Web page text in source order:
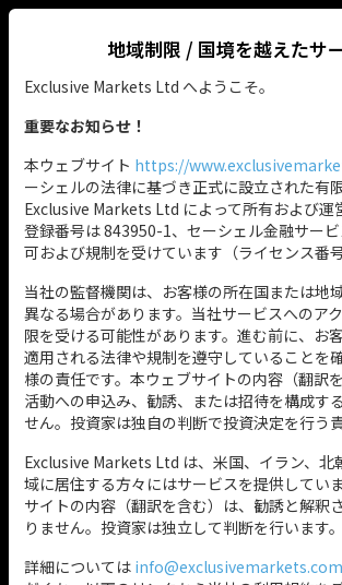
地域制限 / 国境を越えたサ
Exclusive Markets Ltd へようこそ。
重要なお知らせ！
本ウェブサイト https://
ーシェルの法律に基づき正式に設立された有
Exclusive Markets Ltd によって所有および運
登録番号は 843950-1、セーシェル金融サー
可および規制を受けています（ライセンス番号
当社の監督機関は、お客様の所在国または地
異なる場合があります。当社サービスへのア
限を受ける可能性があります。進む前に、お
適用される法律や規制を遵守していることを
様の責任です。本ウェブサイトの内容（翻訳
活動への申込み、勧誘、または招待を構成す
せん。投資家は独自の判断で投資決定を行う
Exclusive Markets Ltd は、米国、イラン、北
域に居住する方々にはサービスを提供してい
サイトの内容（翻訳を含む）は、勧誘と解釈
りません。投資家は独立して判断を行います。
詳細については info@exclusivemarkets.com